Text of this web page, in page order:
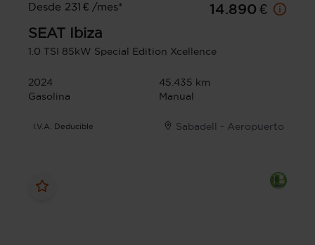
Desde 231 € /mes*
14.890 €
SEAT
Ibiza
1.0 TSI 85kW Special Edition Xcellence
2024
45.435 km
Gasolina
Manual
I.V.A. Deducible Sabadell - Aeropuerto